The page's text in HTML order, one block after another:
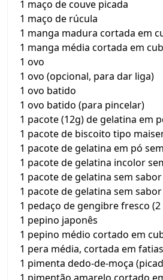
1 maço de couve picada
1 maço de rúcula
1 manga madura cortada em
1 manga média cortada em
1 ovo
1 ovo (opcional, para dar liga)
1 ovo batido
1 ovo batido (para pincelar)
1 pacote (12g) de gelatina em
1 pacote de biscoito tipo
1 pacote de gelatina em pó
1 pacote de gelatina incolor
1 pacote de gelatina sem sabor
1 pacote de gelatina sem
1 pedaço de gengibre fresco
1 pepino japonês
1 pepino médio cortado em
1 pera média, cortada em
1 pimenta dedo-de-moça